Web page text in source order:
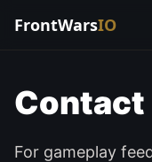
FrontWarsIO
Contact
For gameplay